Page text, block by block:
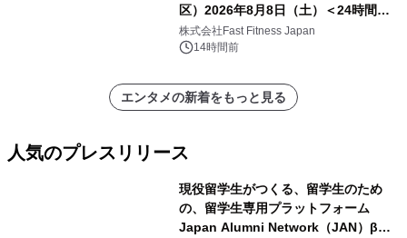
区）2026年8月8日（土）＜24時間年
中無休のフィットネスジム＞
株式会社Fast Fitness Japan
14時間前
エンタメの新着をもっと見る
人気のプレスリリース
現役留学生がつくる、留学生のため
の、留学生専用プラットフォーム
Japan Alumni Network（JAN）β版